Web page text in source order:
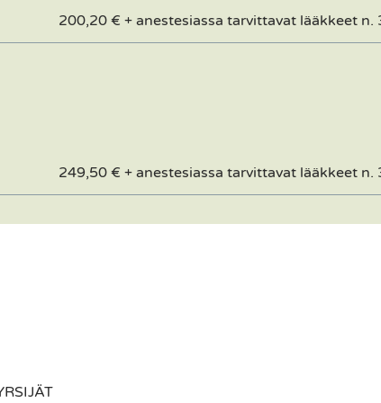
200,20 € + anestesiassa tarvittavat lääkkeet n.
249,50 € + anestesiassa tarvittavat lääkkeet n.